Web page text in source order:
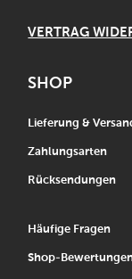
VERTRAG
SHOP
Lieferung &
Zahlungsarten
Rücksendungen
Häufige Fragen
Shop-